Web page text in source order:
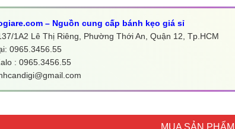
– Nguồn cung cấp bánh kẹo giá sỉ
1A2 Lê Thị Riêng, Phường Thới An, Quận 12, Tp.HCM
0965.3456.55
: 0965.3456.55